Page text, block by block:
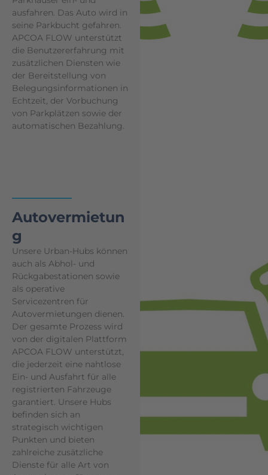
ausfahren. Das Auto wird in
seine Parkbucht gefahren.
APCOA FLOW unterstützt
die Benutzererfahrung mit
zusätzlichen Diensten wie
der Bereitstellung von
Belegungsinformationen in
Echtzeit, der Vorbuchung
von Parkplätzen sowie der
automatischen Bezahlung.
Autovermietun
g
Unsere Urban-Hubs können
auch als Abhol- und
Rückgabestationen sowie
als operative
Servicezentren für
Autovermietungen dienen.
Der gesamte Prozess wird
von der digitalen Plattform
APCOA FLOW unterstützt,
die jederzeit eine nahtlose
Ein- und Ausfahrt für alle
registrierten Fahrzeuge
garantiert. Unsere Hubs
befinden sich an
strategisch wichtigen
Punkten und bieten
zahlreiche zusätzliche
Dienste für alle Art von